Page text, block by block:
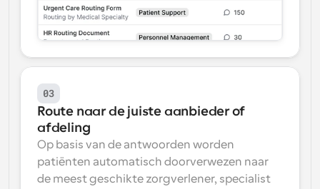
03
Route naar de juiste aanbieder of
afdeling
Op basis van de antwoorden worden
patiënten automatisch doorverwezen naar
de meest geschikte zorgverlener, specialist